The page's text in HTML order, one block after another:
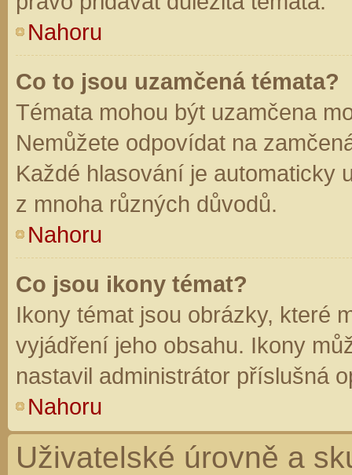
Nahoru
Co to jsou uzamčená témata?
Témata mohou být uzamčena
Nemůžete odpovídat na
Každé hlasování je automaticky
z mnoha různých důvodů.
Nahoru
Co jsou ikony témat?
Ikony témat jsou obrázky, které
vyjádření jeho obsahu. Ikony
nastavil administrátor příslušná
Nahoru
Uživatelské úrovně a